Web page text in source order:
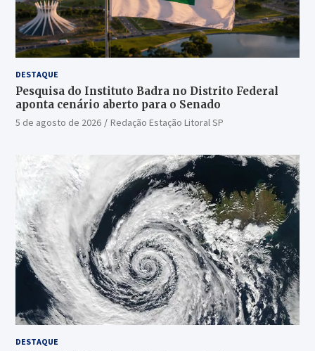
DESTAQUE
Pesquisa do Instituto Badra no Distrito Federal
aponta cenário aberto para o Senado
5 de agosto de 2026 Redação Estação Litoral SP
DESTAQUE